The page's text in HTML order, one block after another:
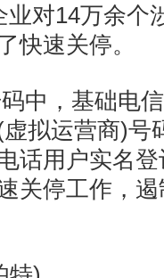
对14万余个
快速关停。
，基础电信
拟运营商)号
话用户实名
关停工作，